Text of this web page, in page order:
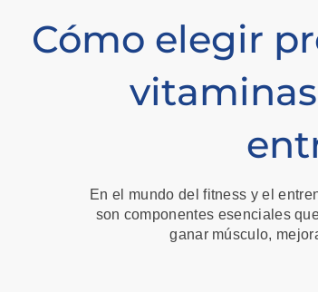
Cómo elegir
En el mundo del fitness y el
son componentes esenciales
ganar músculo,